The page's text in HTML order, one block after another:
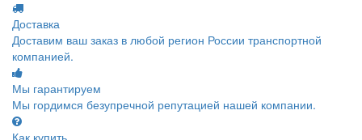
Доставка
Доставим ваш заказ в любой регион России транспортной
компанией.
Мы гарантируем
Мы гордимся безупречной репутацией нашей компании.
Как купить